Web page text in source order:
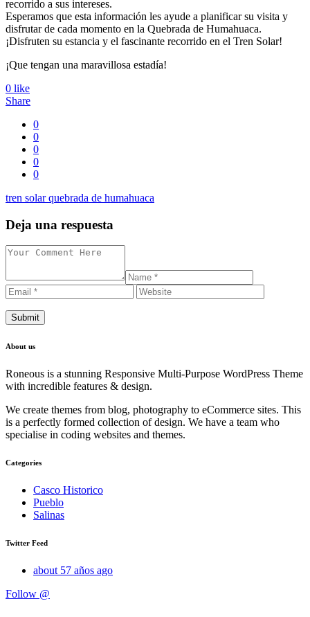
recorrido a sus intereses.
Esperamos que esta información les ayude a planificar su visita y
disfrutar de cada momento en la Quebrada de Humahuaca.
¡Disfruten su estancia y el fascinante recorrido en el Tren Solar!
¡Que tengan una maravillosa estadía!
0 like
Share
0
0
0
0
0
tren solar quebrada de humahuaca
Deja una respuesta
About us
Roneous is a stunning Responsive Multi-Purpose WordPress Theme
with incredible features & design.
We create themes from blog, photography to eCommerce sites. This
is a perfectly formed collection of design. We have a team who
specialise in coding websites and themes.
Categories
Casco Historico
Pueblo
Salinas
Twitter Feed
about 57 años ago
Follow @